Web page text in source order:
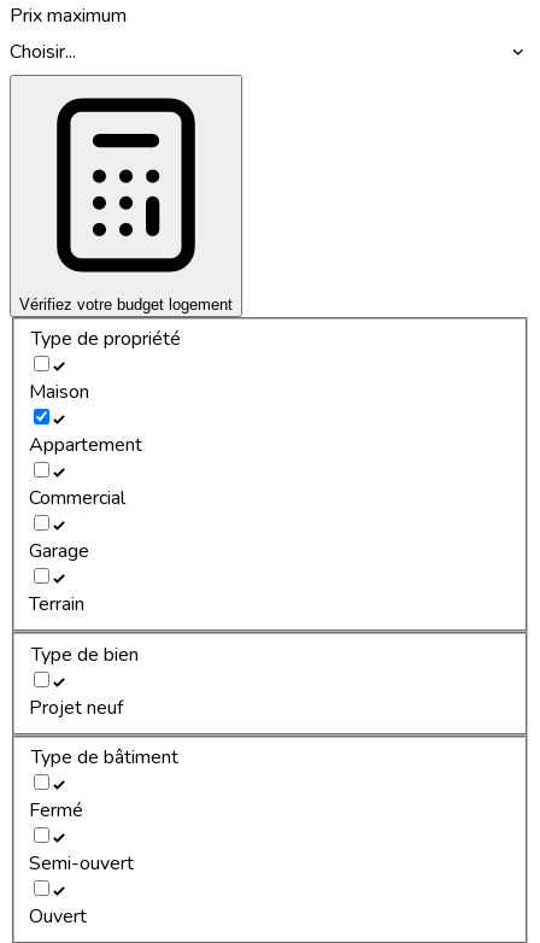
Prix maximum
Choisir...
Vérifiez votre budget logement
Type de propriété
Maison
Appartement
Commercial
Garage
Terrain
Type de bien
Projet neuf
Type de bâtiment
Fermé
Semi-ouvert
Ouvert